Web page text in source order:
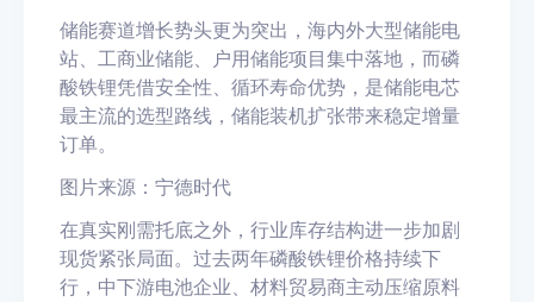
储能赛道增长势头更为突出，海内外大型储能电
站、工商业储能、户用储能项目集中落地，而磷
酸铁锂凭借安全性、循环寿命优势，是储能电芯
最主流的选型路线，储能装机扩张带来稳定增量
订单。
图片来源：宁德时代
在真实刚需托底之外，行业库存结构进一步加剧
现货紧张局面。过去两年磷酸铁锂价格持续下
行，中下游电池企业、材料贸易商主动压缩原料